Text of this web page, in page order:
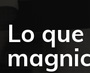
Lo